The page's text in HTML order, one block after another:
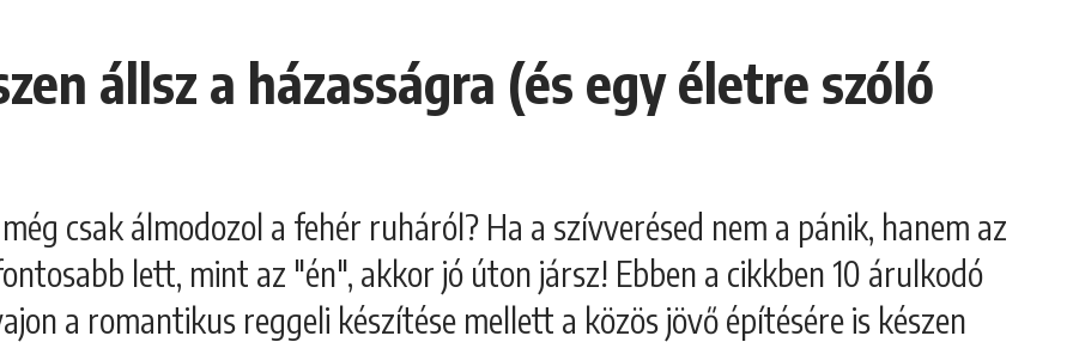
állsz a házasságra (és egy életre szóló
csak álmodozol a fehér ruháról? Ha a szívverésed nem a pánik, hanem az
lett, mint az "én", akkor jó úton jársz! Ebben a cikkben 10 árulkodó
a romantikus reggeli készítése mellett a közös jövő építésére is készen